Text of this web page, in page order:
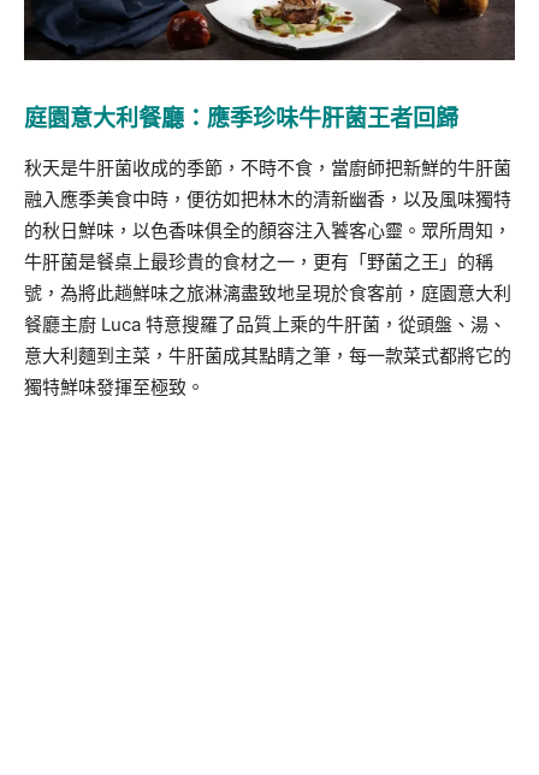
庭園意大利餐廳：應季珍味牛肝菌王者回歸
秋天是牛肝菌收成的季節，不時不食，當廚師把新鮮的牛肝菌
融入應季美食中時，便彷如把林木的清新幽香，以及風味獨特
的秋日鮮味，以色香味俱全的顏容注入饕客心靈。眾所周知，
牛肝菌是餐桌上最珍貴的食材之一，更有「野菌之王」的稱
號，為將此趟鮮味之旅淋漓盡致地呈現於食客前，庭園意大利
餐廳主廚 Luca 特意搜羅了品質上乘的牛肝菌，從頭盤、湯、
意大利麵到主菜，牛肝菌成其點睛之筆，每一款菜式都將它的
獨特鮮味發揮至極致。